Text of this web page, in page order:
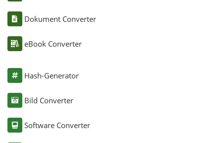
Dokument Converter
eBook Converter
Hash-Generator
Bild Converter
Software Converter